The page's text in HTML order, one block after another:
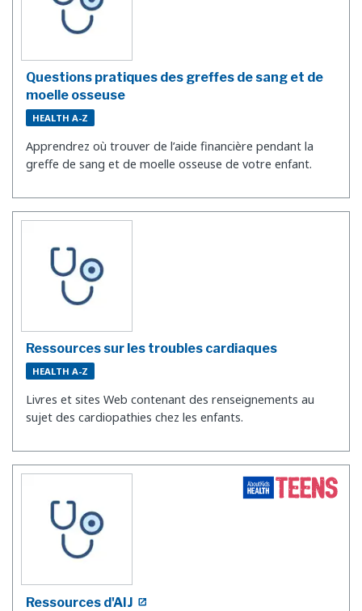
Questions pratiques des greffes de sang et de
moelle osseuse
HEALTH A-Z
Apprendrez où trouver de l’aide financière pendant la
greffe de sang et de moelle osseuse de votre enfant.
Ressources sur les troubles cardiaques
HEALTH A-Z
Livres et sites Web contenant des renseignements au
sujet des cardiopathies chez les enfants.
Ressources d'AIJ